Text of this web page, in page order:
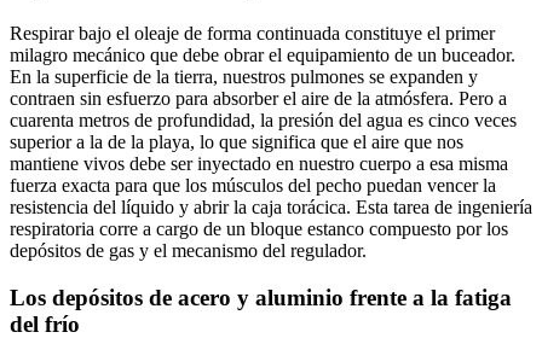
Respirar bajo el oleaje de forma continuada constituye el primer
milagro mecánico que debe obrar el equipamiento de un buceador.
En la superficie de la tierra, nuestros pulmones se expanden y
contraen sin esfuerzo para absorber el aire de la atmósfera. Pero a
cuarenta metros de profundidad, la presión del agua es cinco veces
superior a la de la playa, lo que significa que el aire que nos
mantiene vivos debe ser inyectado en nuestro cuerpo a esa misma
fuerza exacta para que los músculos del pecho puedan vencer la
resistencia del líquido y abrir la caja torácica. Esta tarea de ingeniería
respiratoria corre a cargo de un bloque estanco compuesto por los
depósitos de gas y el mecanismo del regulador.
Los depósitos de acero y aluminio frente a la fatiga
del frío